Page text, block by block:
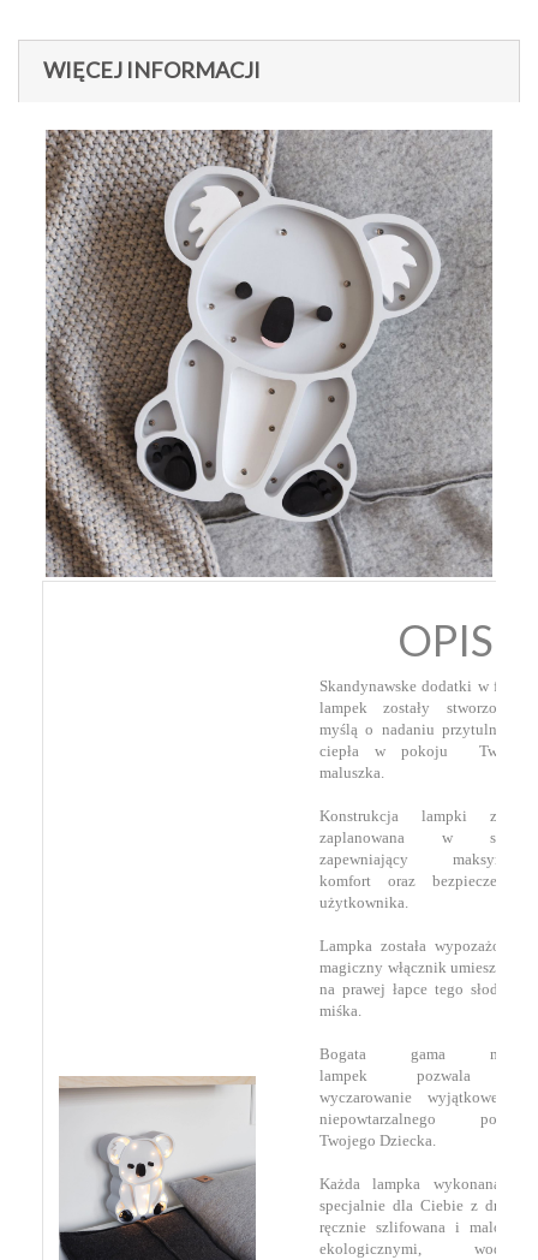
WIĘCEJ INFORMACJI
OPIS
Skandynawske dodatki w formie
lampek zostały stworzone z
myślą o nadaniu przytulności i
ciepła w pokoju Twojego
maluszka.
Konstrukcja lampki została
zaplanowana w sposób
zapewniający maksymalny
komfort oraz bezpieczeństwo
użytkownika.
Lampka została wypozażona w
magiczny włącznik umieszczony
na prawej łapce tego słodkiego
miśka.
Bogata gama modeli
lampek pozwala na
wyczarowanie wyjątkowego i
niepowtarzalnego pokoiku
Twojego Dziecka.
Każda lampka wykonana jest
specjalnie dla Ciebie z drewna,
ręcznie szlifowana i malowana
ekologicznymi, wodnymi